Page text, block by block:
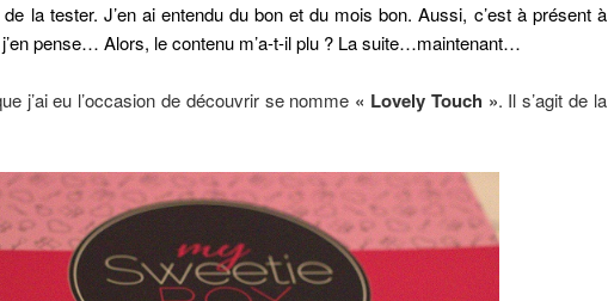
la tester. J’en ai entendu du bon et du mois bon. Aussi, c’est à présent à
pense… Alors, le contenu m’a-t-il plu ? La suite…maintenant…
j’ai eu l’occasion de découvrir se nomme « Lovely Touch ». Il s’agit de la